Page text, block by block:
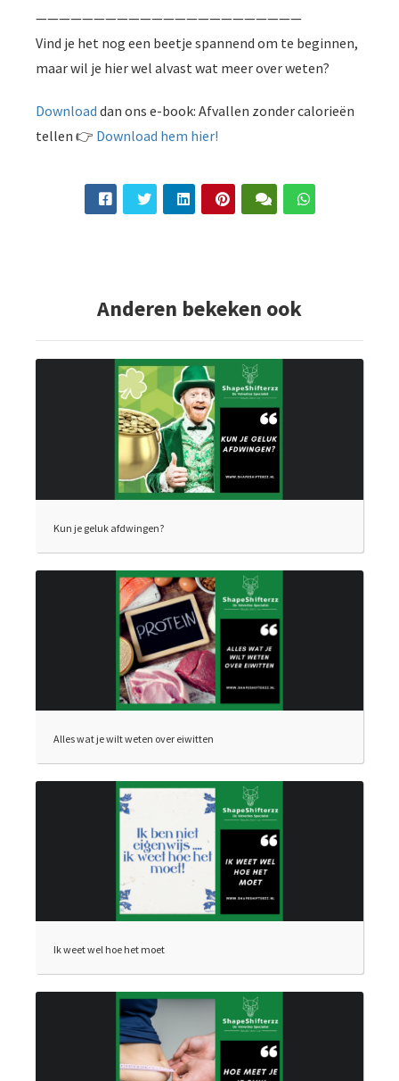
———————————————————————
Vind je het nog een beetje spannend om te beginnen,
maar wil je hier wel alvast wat meer over weten?
Download dan ons e-book: Afvallen zonder calorieën
tellen 👉 Download hem hier!
Anderen bekeken ook
Kun je geluk afdwingen?
Alles wat je wilt weten over eiwitten
Ik weet wel hoe het moet